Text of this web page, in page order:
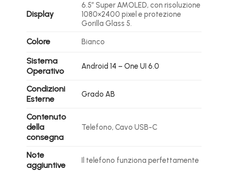
Display
6.5″ Super AMOLED, con risoluzione
1080×2400 pixel e protezione
Gorilla Glass 5.
Colore Bianco
Sistema
Operativo
Android 14 – One UI 6.0
Condizioni
Esterne
Grado AB
Contenuto
della
consegna
Telefono, Cavo USB-C
Note
aggiuntive
Il telefono funziona perfettamente